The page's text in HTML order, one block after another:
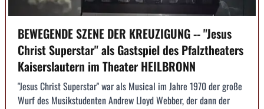
BEWEGENDE SZENE DER KREUZIGUNG -- "Jesus
Christ Superstar" als Gastspiel des Pfalztheaters
Kaiserslautern im Theater HEILBRONN
"Jesus Christ Superstar" war als Musical im Jahre 1970 der große
Wurf des Musikstudenten Andrew Lloyd Webber, der dann der